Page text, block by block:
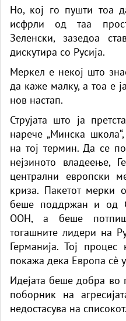
Но, кој го пушти тоа
исфрли од таа
Зеленски, зазедоа
дискутира со Русија.
Меркел е некој што
да каже малку, а тоа е
нов настап.
Струјата што ја
нарече „Минска
на тој термин. Да се
нејзиното владеење,
централни европски
криза. Пакетот
беше поддржан и од
ООН, а беше
тогашните лидери на
Германија. Тој
покажа дека Европа сè
Идејата беше добра во
поборник на
недостасува на списокот.